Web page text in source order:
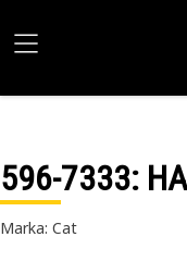
596-7333:
Marka: Cat